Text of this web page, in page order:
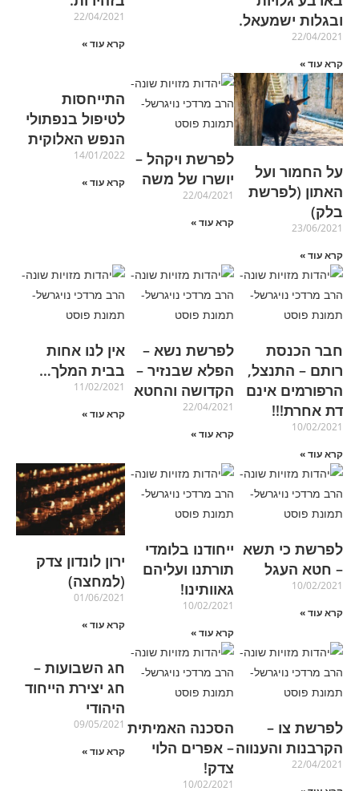
ובגלות ישמעאל.
22/04/2021
קרא עוד »
22/04/2021
קרא עוד »
על החמור ועל
האתון (לפרשת
בלק)
23/06/2021
קרא עוד »
לפרשת ויקהל –
יושרו של משה
22/04/2021
קרא עוד »
התייחסות
לטיפול בנפתולי
הנפש האלוקית
14/01/2022
קרא עוד »
חבר הכנסת
רותם – התנצל,
הרפורמים אינם
דת אחרת!!!
10/02/2021
קרא עוד »
לפרשת נשא –
הפלא שבנזיר –
הקדושה והחטא
22/04/2021
קרא עוד »
אין לנו אחות
בבית המלך…
11/02/2021
קרא עוד »
לפרשת כי תשא
– חטא העגל
10/02/2021
קרא עוד »
ייחודנו בלומדי
תורתנו ועליהם
גאוותינו!
10/02/2021
קרא עוד »
ירון לונדון צדק
(למחצה)
01/06/2021
קרא עוד »
לפרשת צו –
הקרבנות והענווה
22/04/2021
הסכנה האמיתית
– אפרים הלוי
צדק!
10/02/2021
חג השבועות –
חג יצירת הייחוד
היהודי
09/05/2021
קרא עוד »